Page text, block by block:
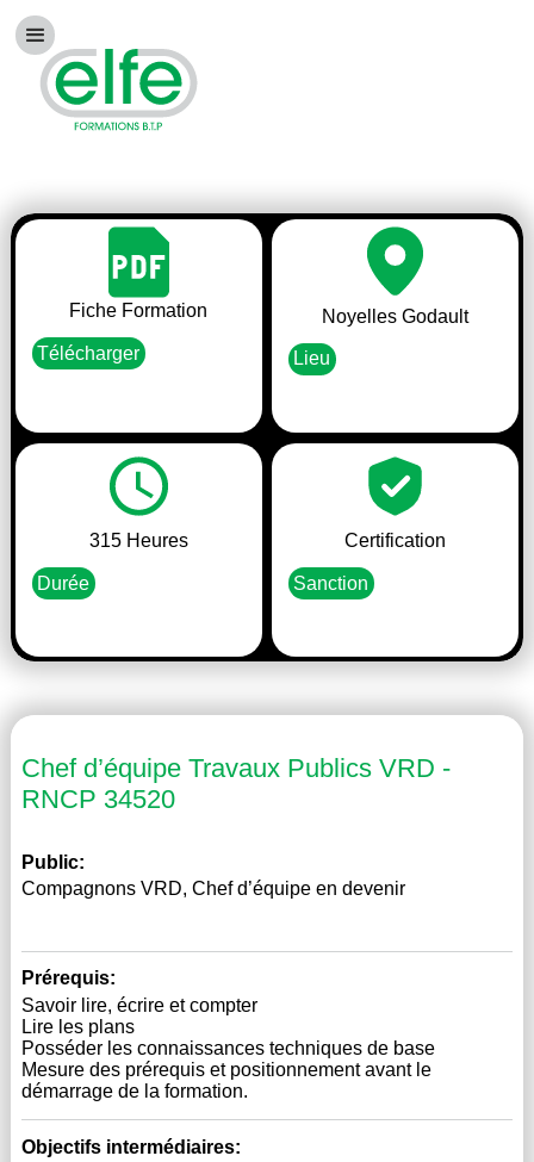
Fiche Formation
Télécharger
Noyelles Godault
Lieu
315 Heures
Durée
Certification
Sanction
Chef d’équipe Travaux Publics VRD -
RNCP 34520
Public:
Compagnons VRD, Chef d’équipe en devenir
Prérequis:
Savoir lire, écrire et compter
Lire les plans
Posséder les connaissances techniques de base
Mesure des prérequis et positionnement avant le
démarrage de la formation.
Objectifs intermédiaires: